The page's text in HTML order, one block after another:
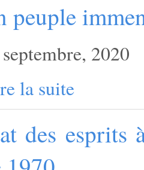
peuple
2020
la suite
des esprits